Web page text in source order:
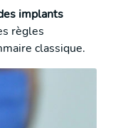
implants
règles
classique.